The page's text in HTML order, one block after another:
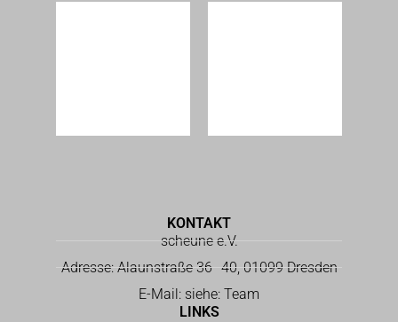
KONTAKT
scheune e.V.
Adresse: Alaunstraße 36–40, 01099 Dresden
E-Mail: siehe: Team
LINKS